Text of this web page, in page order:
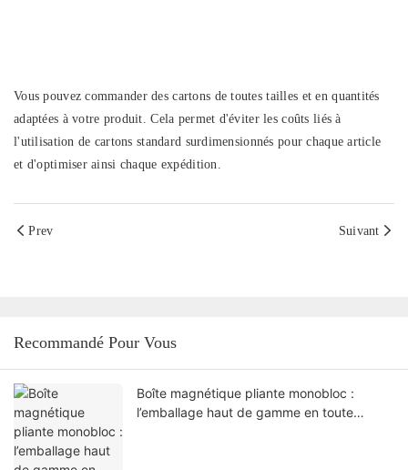
Vous pouvez commander des cartons de toutes tailles et en quantités
adaptées à votre produit. Cela permet d'éviter les coûts liés à
l'utilisation de cartons standard surdimensionnés pour chaque article
et d'optimiser ainsi chaque expédition.
Prev Suivant
Recommandé Pour Vous
Boîte magnétique pliante monobloc :
l’emballage haut de gamme en toute